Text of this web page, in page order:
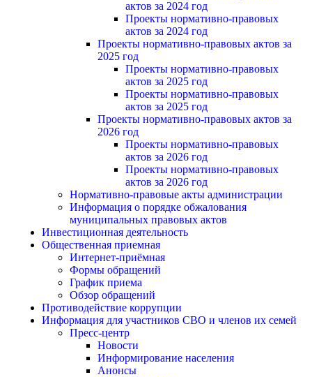
актов за 2024 год
Проекты нормативно-правовых
актов за 2024 год
Проекты нормативно-правовых актов за
2025 год
Проекты нормативно-правовых
актов за 2025 год
Проекты нормативно-правовых
актов за 2025 год
Проекты нормативно-правовых актов за
2026 год
Проекты нормативно-правовых
актов за 2026 год
Проекты нормативно-правовых
актов за 2026 год
Нормативно-правовые акты администрации
Информация о порядке обжалования
муниципальных правовых актов
Инвестиционная деятельность
Общественная приемная
Интернет-приёмная
Формы обращений
График приема
Обзор обращений
Противодействие коррупции
Информация для участников СВО и членов их семей
Пресс-центр
Новости
Информирование населения
Анонсы